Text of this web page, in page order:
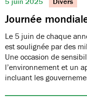
Journée
Le 5 juin de chaque
est soulignée par des
Une occasion de
l’environnement et un
incluant les